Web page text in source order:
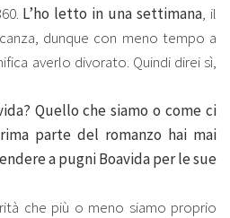
L’ho letto in una settimana, il
dunque con meno tempo a
averlo divorato. Quindi direi sì,
Quello che siamo o come ci
parte del romanzo hai mai
a pugni Boavida per le sue
che più o meno siamo proprio